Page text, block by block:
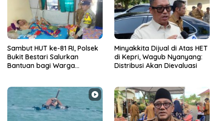
Sambut HUT ke-81 RI, Polsek
Bukit Bestari Salurkan
Bantuan bagi Warga
Minyakkita Dijual di Atas HET
di Kepri, Wagub Nyanyang:
Distribusi Akan Dievaluasi